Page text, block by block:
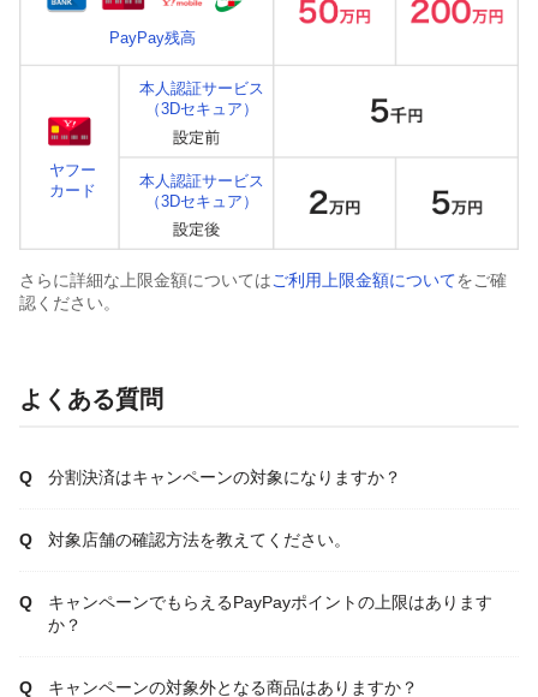
PayPay残高
ヤフー
カード
本人認証サービス
（3Dセキュア）
本人認証サービス
（3Dセキュア）
さらに詳細な上限金額についてはご利用上限金額についてをご確
認ください。
よくある質問
分割決済はキャンペーンの対象になりますか？
対象店舗の確認方法を教えてください。
キャンペーンでもらえるPayPayポイントの上限はあります
か？
キャンペーンの対象外となる商品はありますか？